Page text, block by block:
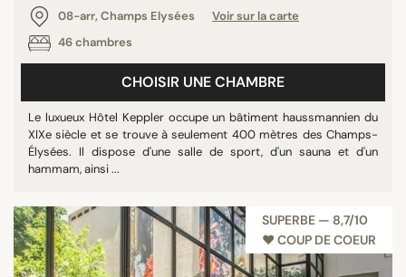
08-arr, Champs Elysées
Voir sur la carte
46 chambres
CHOISIR UNE CHAMBRE
Le luxueux Hôtel Keppler occupe un bâtiment haussmannien du
XIXe siècle et se trouve à seulement 400 mètres des Champs-
Élysées. Il dispose d'une salle de sport, d'un sauna et d'un
hammam, ainsi ...
SUPERBE — 8,7/10
♥︎ COUP DE COEUR